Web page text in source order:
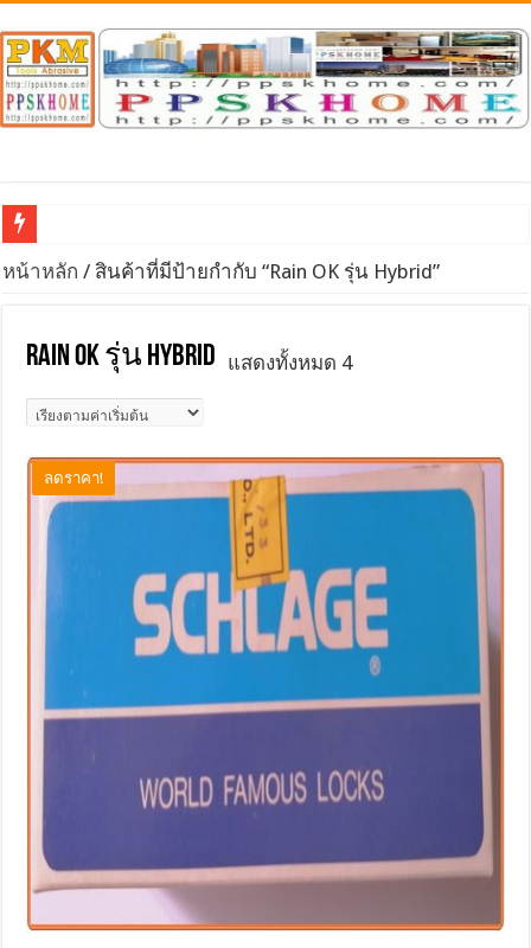
จำหน่าย / นำเข้า หินเจียรทั่วไป หินเพชร DIAMOND & CBN
หน้าหลัก / สินค้าที่มีป้ายกำกับ “Rain OK รุ่น Hybrid”
Rain OK รุ่น Hybrid แสดงทั้งหมด 4
ลดราคา!